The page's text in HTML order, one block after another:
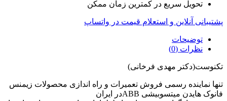
تحویل سریع در کمترین زمان ممکن
پشتیبانی آنلاین و استعلام قیمت در واتساپ
توضیحات
نظرات (0)
تکنوست(دکتر مهدی فرخانی)
تنها نماینده رسمی فروش تعمیرات و راه اندازی محصولات زیمنس
فانوک هایدن میتسوبیشی ABBدر ایران